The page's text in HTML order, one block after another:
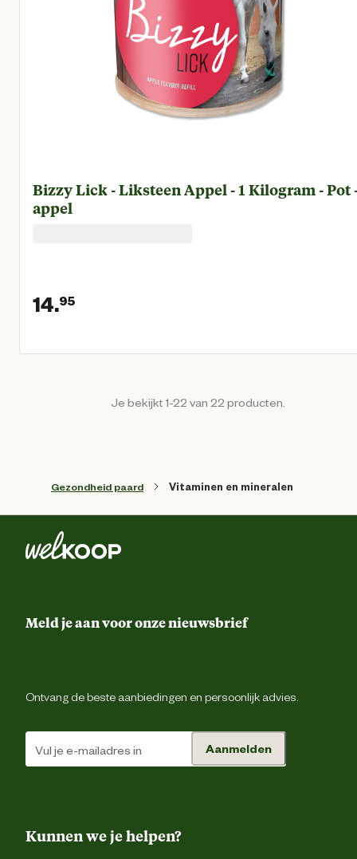
Bizzy Lick - Liksteen Appel - 1 Kilogram - Pot
appel
14.95
Huidige prijs € 14,95
Je bekijkt 1-22 van 22 producten.
Gezondheid paard Vitaminen en mineralen
Meld je aan voor onze nieuwsbrief
Ontvang de beste aanbiedingen en persoonlijk advies.
Aanmelden
Kunnen we je helpen?